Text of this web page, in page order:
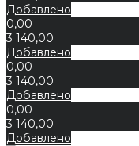
Добавлено
0,00
3 140,00
Добавлено
0,00
3 140,00
Добавлено
0,00
3 140,00
Добавлено